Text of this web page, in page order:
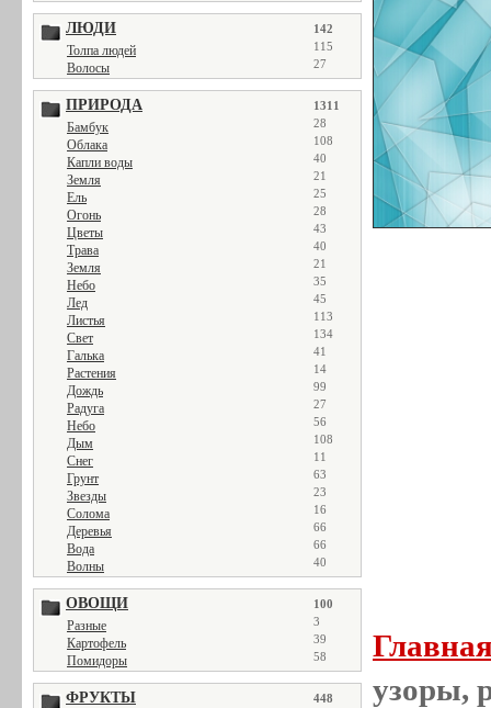
ЛЮДИ 142
Толпа людей 115
Волосы 27
ПРИРОДА 1311
Бамбук 28
Облака 108
Капли воды 40
Земля 21
Ель 25
Огонь 28
Цветы 43
Трава 40
Земля 21
Небо 35
Лед 45
Листья 113
Свет 134
Галька 41
Растения 14
Дождь 99
Радуга 27
Небо 56
Дым 108
Снег 11
Грунт 63
Звезды 23
Солома 16
Деревья 66
Вода 66
Волны 40
ОВОЩИ 100
Разные 3
Картофель 39
Помидоры 58
ФРУКТЫ 448
узоры,